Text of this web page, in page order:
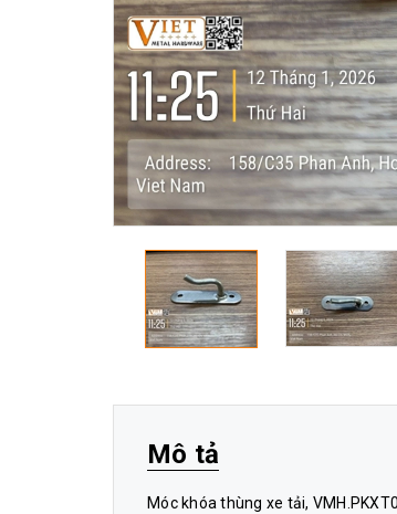
Mô tả
Móc khóa thùng xe tải,